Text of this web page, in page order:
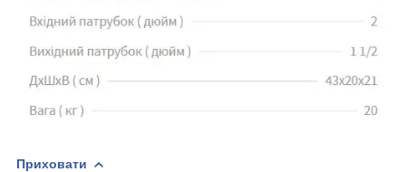
Приховати